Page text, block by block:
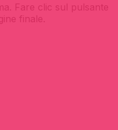
Fare clic sul pulsante
finale.